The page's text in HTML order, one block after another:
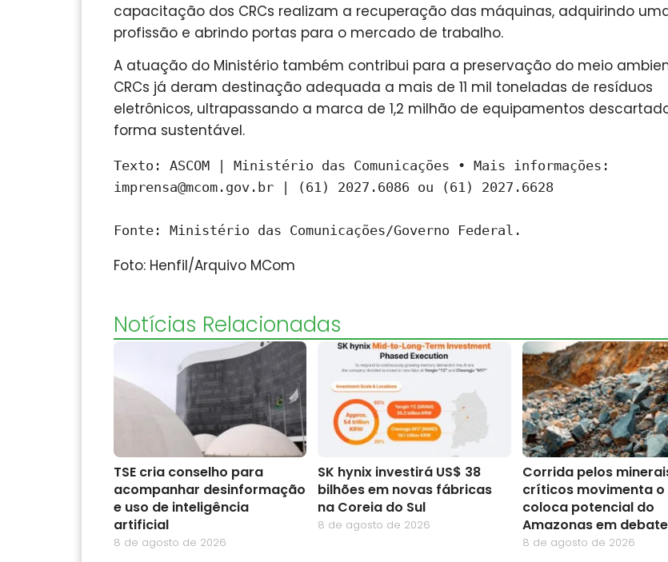
capacitação dos CRCs realizam a recuperação das máquinas, adquirindo
profissão e abrindo portas para o mercado de trabalho.
A atuação do Ministério também contribui para a preservação do meio
CRCs já deram destinação adequada a mais de 11 mil toneladas de resíduos
eletrônicos, ultrapassando a marca de 1,2 milhão de equipamentos
forma sustentável.
Texto: ASCOM | Ministério das Comunicações • Mais informações:
imprensa@mcom.gov.br | (61) 2027.6086 ou (61) 2027.6628
Fonte: Ministério das Comunicações/Governo Federal.
Foto: Henfil/Arquivo MCom
Notícias Relacionadas
TSE cria conselho para
acompanhar desinformação
e uso de inteligência
artificial
8 de agosto de 2026
SK hynix investirá US$ 38
bilhões em novas fábricas
na Coreia do Sul
8 de agosto de 2026
Corrida pelos
críticos movimenta o
coloca potencial do
Amazonas em debate
8 de agosto de 2026